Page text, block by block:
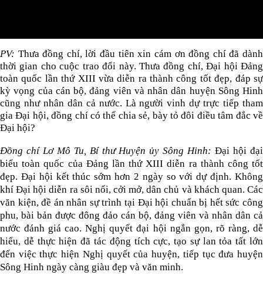
PV: Thưa đồng chí, lời đầu tiên xin cám ơn đồng chí đã dành
thời gian cho cuộc trao đổi này. Thưa đồng chí, Đại hội Đảng
toàn quốc lần thứ XIII vừa diễn ra thành công tốt đẹp, đáp sự
kỳ vọng của cán bộ, đảng viên và nhân dân huyện Sông Hinh
cũng như nhân dân cả nước. Là người vinh dự trực tiếp tham
gia Đại hội, đồng chí có thể chia sẻ, bày tỏ đôi điều tâm đắc về
Đại hội?
Đồng chí Lơ Mô Tu, Bí thư Huyện ủy Sông Hinh: Đại hội đại
biểu toàn quốc của Đảng lần thứ XIII diễn ra thành công tốt
đẹp. Đại hội kết thúc sớm hơn 2 ngày so với dự định. Không
khí Đại hội diễn ra sôi nổi, cởi mở, dân chủ và khách quan. Các
văn kiện, đề án nhân sự trình tại Đại hội chuẩn bị hết sức công
phu, bài bản được đông đảo cán bộ, đảng viên và nhân dân cả
nước đánh giá cao. Nghị quyết đại hội ngắn gọn, rõ ràng, dễ
hiểu, dễ thực hiện đã tác động tích cực, tạo sự lan tỏa tất lớn
đến việc thực hiện Nghị quyết của huyện, tiếp tục đưa huyện
Sông Hinh ngày càng giàu đẹp và văn minh.